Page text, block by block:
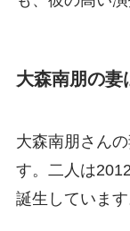
大森南朋の妻
大森南朋さん
す。二人は
誕生しています